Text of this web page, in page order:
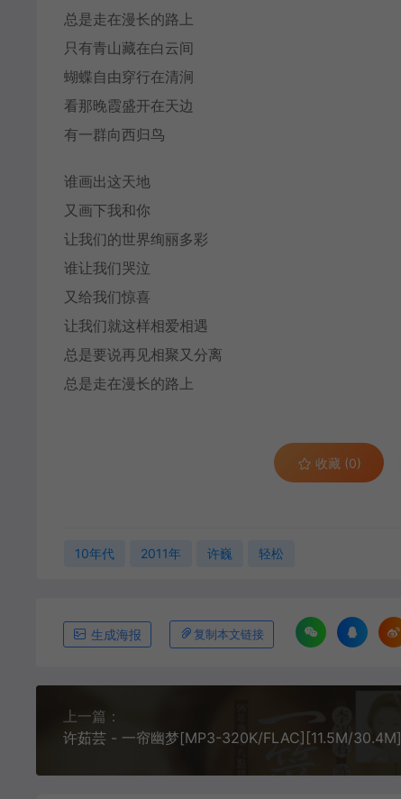
总是走在漫长的路上
只有青山藏在白云间
蝴蝶自由穿行在清涧
看那晚霞盛开在天边
有一群向西归鸟
谁画出这天地
又画下我和你
让我们的世界绚丽多彩
谁让我们哭泣
又给我们惊喜
让我们就这样相爱相遇
总是要说再见相聚又分离
总是走在漫长的路上
收藏 (0)
10年代 2011年 许巍 轻松
生成海报 复制本文链接
上一篇：
许茹芸 - 一帘幽梦[MP3-320K/FLAC][11.5M/30.4M]